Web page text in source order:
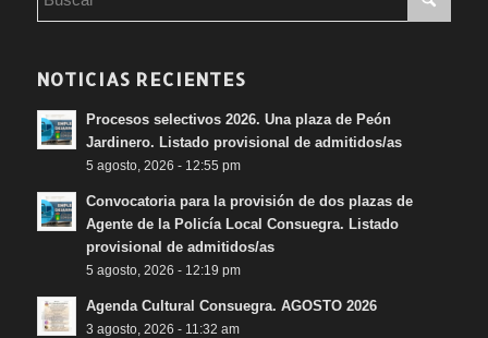
NOTICIAS RECIENTES
Procesos selectivos 2026. Una plaza de Peón
Jardinero. Listado provisional de admitidos/as
5 agosto, 2026 - 12:55 pm
Convocatoria para la provisión de dos plazas de
Agente de la Policía Local Consuegra. Listado
provisional de admitidos/as
5 agosto, 2026 - 12:19 pm
Agenda Cultural Consuegra. AGOSTO 2026
3 agosto, 2026 - 11:32 am